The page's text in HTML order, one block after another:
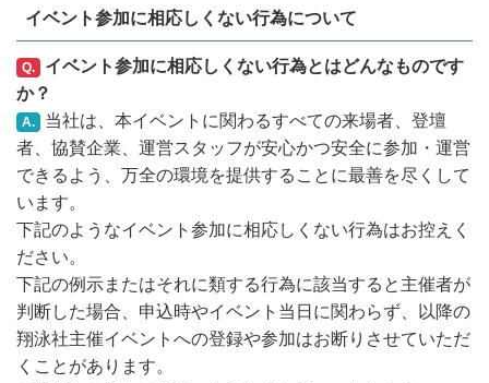
イベント参加に相応しくない行為について
Q.
イベント参加に相応しくない行為とはどんなものです
か？
A. 当社は、本イベントに関わるすべての来場者、登壇
者、協賛企業、運営スタッフが安心かつ安全に参加・運営
できるよう、万全の環境を提供することに最善を尽くして
います。
下記のようなイベント参加に相応しくない行為はお控えく
ださい。
下記の例示またはそれに類する行為に該当すると主催者が
判断した場合、申込時やイベント当日に関わらず、以降の
翔泳社主催イベントへの登録や参加はお断りさせていただ
くことがあります。